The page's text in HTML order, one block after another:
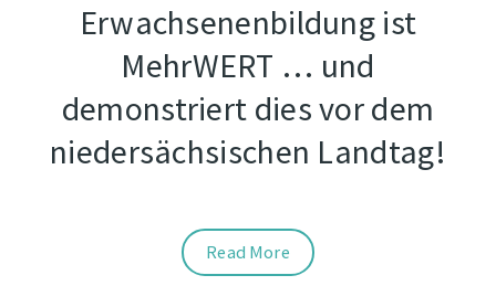
Erwachsenenbildung ist
MehrWERT … und
demonstriert dies vor dem
niedersächsischen Landtag!
Read More